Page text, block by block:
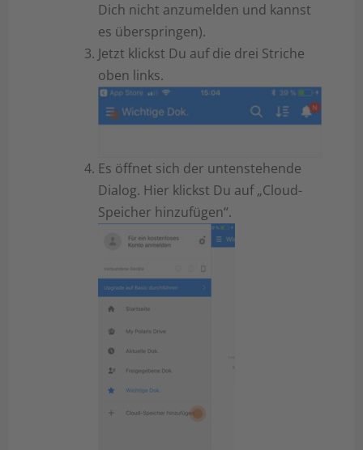
Dich nicht anzumelden und kannst
es überspringen).
Jetzt klickst Du auf die drei Striche
oben links.
Es öffnet sich der untenstehende
Dialog. Hier klickst Du auf „Cloud-
Speicher hinzufügen“.